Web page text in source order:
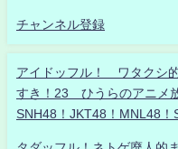
チャンネル登録
アイドッフル！ ワタクシ
すき！23 ひうらのアニメ
SNH48！JKT48！MNL48